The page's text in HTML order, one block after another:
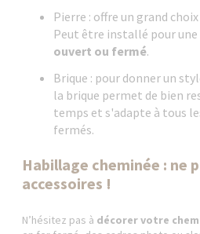
Pierre : offre un grand
Peut être installé pour une
ouvert ou fermé.
Brique : pour donner un
la brique permet de bien
temps et s'adapte à tous
fermés.
Habillage cheminée : ne
accessoires !
N’hésitez pas à décorer votre